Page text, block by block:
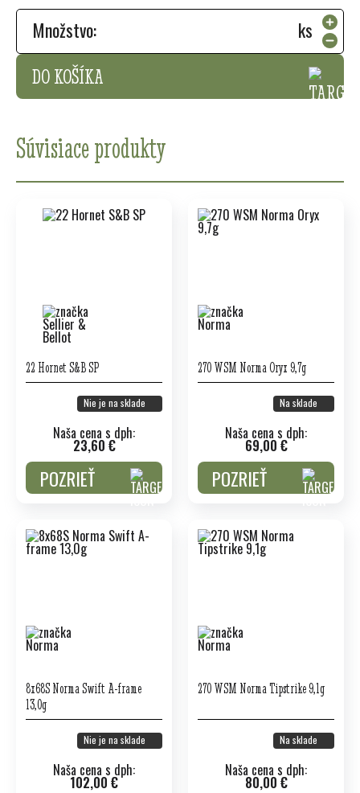
Množstvo:
ks
DO KOŠÍKA
Súvisiace produkty
22 Hornet S&B SP
Nie je na sklade
Naša cena s dph:
23,60 €
POZRIEŤ
270 WSM Norma Oryx 9,7g
Na sklade
Naša cena s dph:
69,00 €
POZRIEŤ
8x68S Norma Swift A-frame
13,0g
Nie je na sklade
Naša cena s dph:
102,00 €
270 WSM Norma Tipstrike 9,1g
Na sklade
Naša cena s dph:
80,00 €